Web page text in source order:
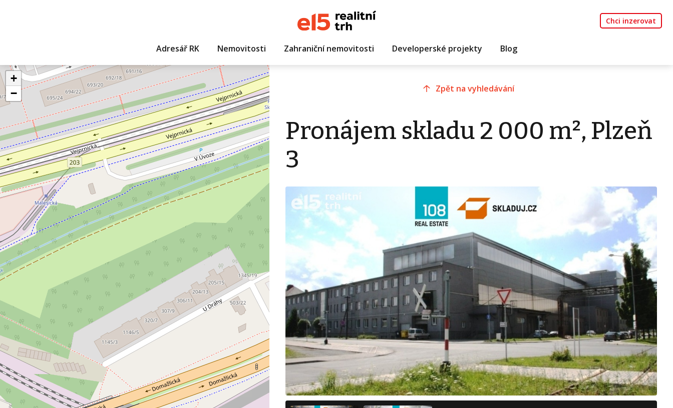
Chci inzerovat
Adresář RK Nemovitosti Zahraniční nemovitosti Developerské projekty Blog
+
−
Zpět na vyhledávání
Pronájem skladu 2 000 m², Plzeň
3